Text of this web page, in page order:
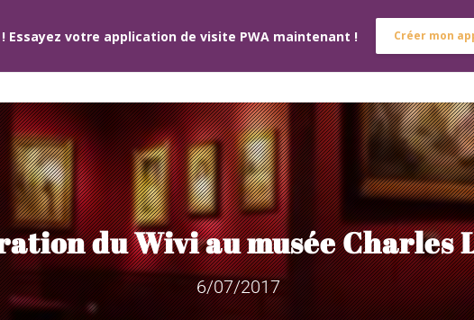
NOS SERVICES
du Wivi au musée Charles
6/07/2017
! Essayez votre application de visite PWA maintenant ! Créer mon